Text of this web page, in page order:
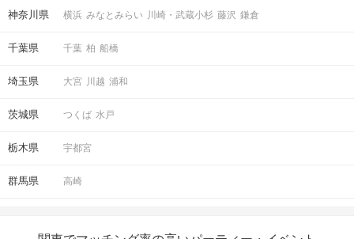
神奈川県 横浜 みなとみらい 川崎・武蔵小杉 藤沢 鎌倉
千葉県 千葉 柏 船橋
埼玉県 大宮 川越 浦和
茨城県 つくば 水戸
栃木県 宇都宮
群馬県 高崎